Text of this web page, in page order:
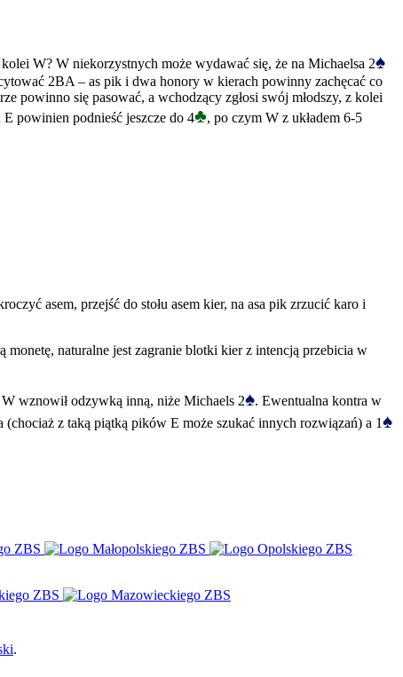
W? W niekorzystnych może wydawać się, że na Michaelsa 2♠
2BA – as pik i dwa honory w kierach powinny zachęcać co
powinno się pasować, a wchodzący zgłosi swój młodszy, z kolei
E powinien podnieść jeszcze do 4♣, po czym W z układem 6-5
asem, przejść do stołu asem kier, na asa pik zrzucić karo i
naturalne jest zagranie blotki kier z intencją przebicia w
wznowił odzywką inną, niże Michaels 2♠. Ewentualna kontra w
z taką piątką pików E może szukać innych rozwiązań) a 1♠
.